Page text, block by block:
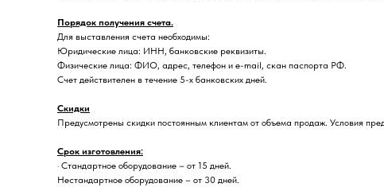
Порядок получения счета.
Для выставления счета необходимы:
Юридические лица: ИНН, банковские реквизиты.
Физические лица: ФИО, адрес, телефон и e-mail, скан паспорта РФ.
Счет действителен в течение 5-х банковских дней.
Скидки
Предусмотрены скидки постоянным клиентам от объема продаж. Условия
Срок изготовления:
· Стандартное оборудование – от 15 дней.
Нестандартное оборудование – от 30 дней.